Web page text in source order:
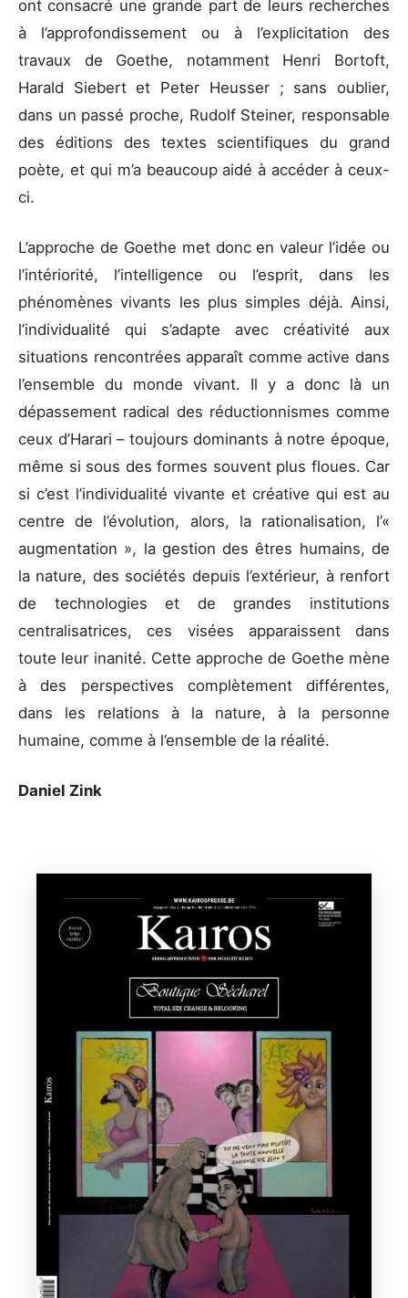
ont consacré une grande part de leurs recherches
à l’approfondissement ou à l’explicitation des
travaux de Goethe, notamment Henri Bortoft,
Harald Siebert et Peter Heusser ; sans oublier,
dans un passé proche, Rudolf Steiner, responsable
des éditions des textes scientifiques du grand
poète, et qui m’a beaucoup aidé à accéder à ceux-
ci.
L’approche de Goethe met donc en valeur l’idée ou
l’intériorité, l’intelligence ou l’esprit, dans les
phénomènes vivants les plus simples déjà. Ainsi,
l’individualité qui s’adapte avec créativité aux
situations rencontrées apparaît comme active dans
l’ensemble du monde vivant. Il y a donc là un
dépassement radical des réductionnismes comme
ceux d’Harari – toujours dominants à notre époque,
même si sous des formes souvent plus floues. Car
si c’est l’individualité vivante et créative qui est au
centre de l’évolution, alors, la rationalisation, l’«
augmentation », la gestion des êtres humains, de
la nature, des sociétés depuis l’extérieur, à renfort
de technologies et de grandes institutions
centralisatrices, ces visées apparaissent dans
toute leur inanité. Cette approche de Goethe mène
à des perspectives complètement différentes,
dans les relations à la nature, à la personne
humaine, comme à l’ensemble de la réalité.
Daniel Zink